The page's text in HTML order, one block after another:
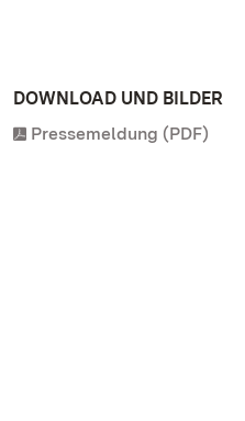
DOWNLOAD UND BILDER
Pressemeldung (PDF)